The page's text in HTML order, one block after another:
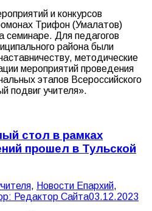
и конкурсов
Трифон (Умалатов)
семинаре. Для педагогов
района были
методические
мероприятий проведения
этапов Всероссийского
подвиг учителя».
стол в рамках
прошел в Тульской
, Новости Епархий,
Редактор Сайта03.12.2023